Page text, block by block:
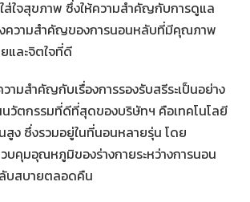
ส่ใจสุขภาพ ซึ่งให้ความสำคัญกับการดูแล
งความสำคัญของการนอนหลับที่มีคุณภาพ
และจิตใจที่ดี
ามสำคัญกับเรื่องการรองรับสรีระเป็นอย่าง
นวัตกรรมที่ดีที่สุดของบริษัทฯ คือเทคโนโลยี
สูง ซึ่งรวมอยู่ในที่นอนหลายรุ่น โดย
บคุมอุณหภูมิของร่างกายระหว่างการนอน
บสบายตลอดคืน